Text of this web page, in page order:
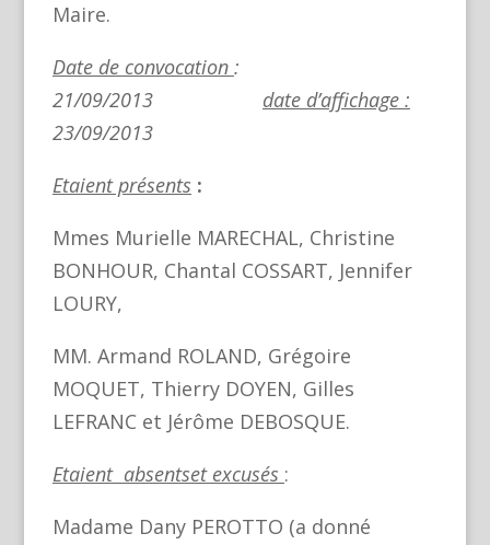
Maire.
Date de convocation :
21/09/2013 date d’affichage :
23/09/2013
Etaient présents :
Mmes Murielle MARECHAL, Christine
BONHOUR, Chantal COSSART, Jennifer
LOURY,
MM. Armand ROLAND, Grégoire
MOQUET, Thierry DOYEN, Gilles
LEFRANC et Jérôme DEBOSQUE.
Etaient absentset excusés :
Madame Dany PEROTTO (a donné